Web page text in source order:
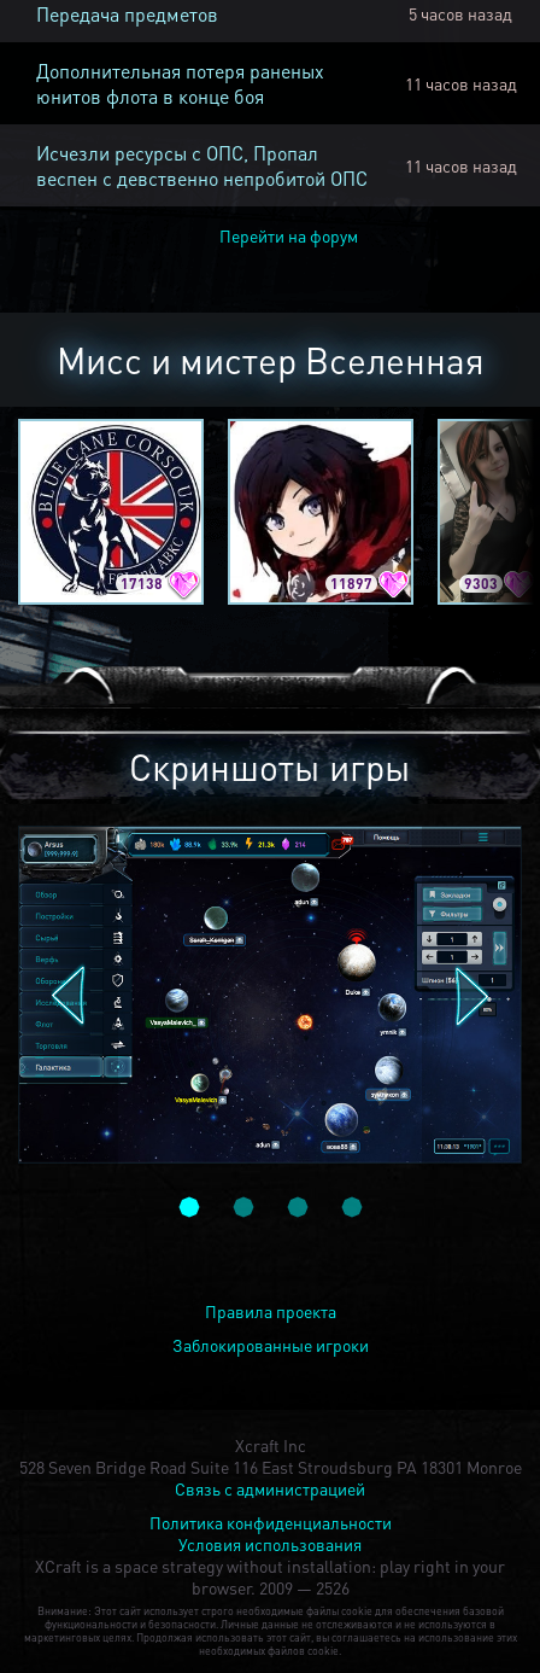
Передача предметов 5 часов назад
Дополнительная потеря раненых
юнитов флота в конце боя
11 часов назад
Исчезли ресурсы с ОПС, Пропал
веспен с девственно непробитой ОПС
11 часов назад
Перейти на форум
Мисс и мистер Вселенная
17138 11897 9303
Скриншоты игры
Правила проекта
Заблокированные игроки
Xcraft Inc
528 Seven Bridge Road Suite 116 East Stroudsburg PA 18301 Monroe
Связь с администрацией
Политика конфиденциальности
Условия использования
XCraft is a space strategy without installation: play right in your
browser. 2009 — 2526
Внимание: Этот сайт использует строго необходимые файлы cookie для обеспечения базовой
функциональности и безопасности. Личные данные не отслеживаются и не используются в
маркетинговых целях. Продолжая использовать этот сайт, вы соглашаетесь на использование этих
необходимых файлов cookie.